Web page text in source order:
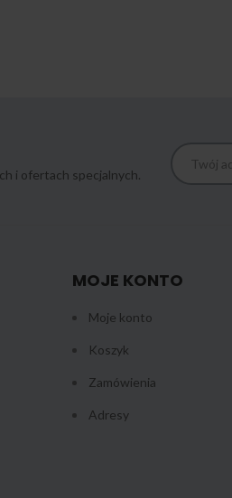
i ofertach specjalnych.
MOJE KONTO
Moje konto
Koszyk
Zamówienia
Adresy